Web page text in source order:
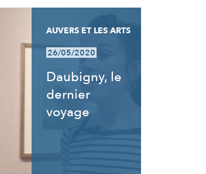
AUVERS ET LES ARTS
26/05/2020
Daubigny, le
dernier
voyage